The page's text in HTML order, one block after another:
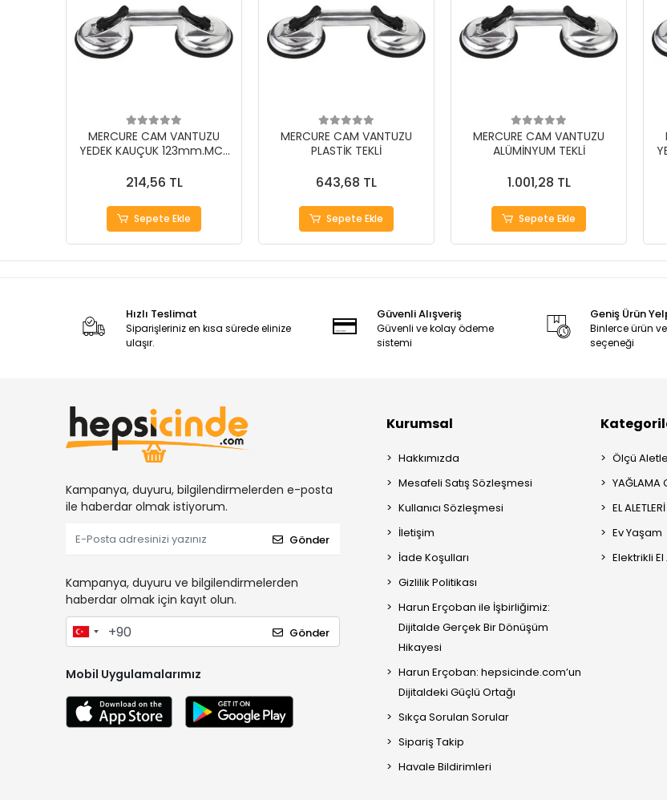
MERCURE CAM VANTUZU
YEDEK KAUÇUK 123mm.MC-
214,56 TL
Sepete Ekle
MERCURE CAM VANTUZU
PLASTİK TEKLİ
643,68 TL
Sepete Ekle
MERCURE CAM VANTUZU
ALÜMİNYUM TEKLİ
1.001,28 TL
Sepete Ekle
Hızlı Teslimat
Siparişleriniz en kısa sürede elinize
ulaşır.
Güvenli Alışveriş
Güvenli ve kolay ödeme
sistemi
Geniş Ürün
Binlerce ürün
seçeneği
Kampanya, duyuru, bilgilendirmelerden e-posta
ile haberdar olmak istiyorum.
Gönder
Kampanya, duyuru ve bilgilendirmelerden
haberdar olmak için kayıt olun.
Gönder
Mobil Uygulamalarımız
Kurumsal
Hakkımızda
Mesafeli Satış Sözleşmesi
Kullanıcı Sözleşmesi
İletişim
İade Koşulları
Gizlilik Politikası
Harun Erçoban ile İşbirliğimiz:
Dijitalde Gerçek Bir Dönüşüm
Hikayesi
Harun Erçoban: hepsicinde.com’un
Dijitaldeki Güçlü Ortağı
Sıkça Sorulan Sorular
Sipariş Takip
Havale Bildirimleri
Ölçü
YAĞLAMA
EL ALETLERİ
Ev Yaşam
Elektrikli